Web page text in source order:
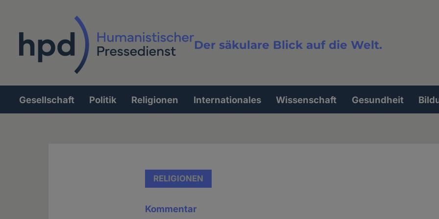
Der säkulare Blick auf die Welt.
Volltextsuche
Hauptnavigation
Gesellschaft Politik Religionen Internationales Wissenschaft Gesundheit
RELIGIONEN
Kommentar